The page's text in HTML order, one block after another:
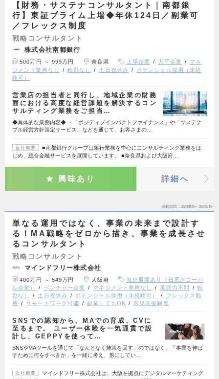
【財務・サステナコンサルタント｜南都銀
行】東証プライム上場◆年休124日／副業可
／フレックス制度
戦略コンサルタント
株式会社南都銀行
500万円 ～ 999万円 奈良県 上場企業 大手企業
マネ
ジメント業務なし
転勤なし 土日祝休み
ポテンシャル採用（未経
験可）
営業店の担当者と同行し、地域企業の財務
面における高度な経営課題を解決するコン
サルティング業務をご担当…
◆具体的な業務内容◆ ・「ポジティブインパクトファイナンス」や「サステナ
ブル経営方針策定サービス」などを通じて、お客さまの…
会社概要
■南都銀行グループは銀行業務を中心にコンサルティング業務をは
じめ、総合金融サービスを展開しています。 ■奈良県および大阪府…
興味あり 詳細へ
掲載期間 26/08/06～26/08/19
単なる運用ではなく、事業の未来まで設計す
る！MA戦略をゼロから描き、事業を成長させ
るコンサルタント
戦略コンサルタント
マインドフリー株式会社
400万円 ～ 549万円 大阪府
海外展開あり（日系グローバ
ル企業）
ベンチャー企業 マネジメント業務なし 英語力不問
転
勤なし
土日祝休み ポテンシャル採用（未経験可）
フレックス勤
務
リモートワーク可能 副業してもOK 育児支援制度
SNSでの認知から、MAでの育成、CVに
至るまで。 ユーザー体験を一気通貫で設
計し、GEPPYを使って…
SNSやMAツールを通じて「なんとなく施策を回す」のではなく、「事業を伸ば
すために何をすべきか」を一緒に考え、形にしてい…
会社概要
マインドフリー株式会社は、大阪を拠点にデジタルマーケティング